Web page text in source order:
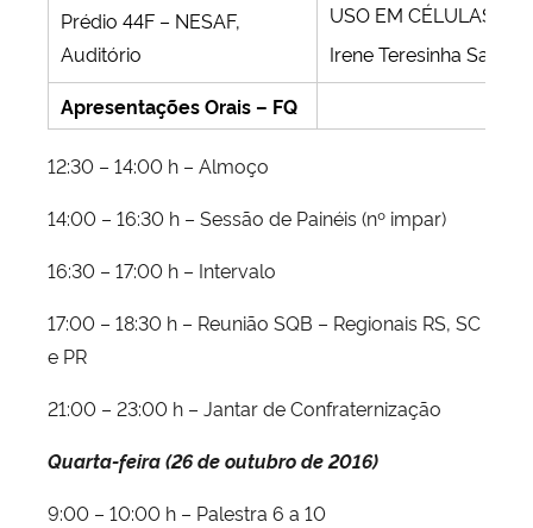
Prédio 44F – NESAF,
Auditório
USO EM CÉLULAS
Irene Teresinha Santos
Apresentações Orais – FQ
12:30 – 14:00 h – Almoço
14:00 – 16:30 h – Sessão de Painéis (nº impar)
16:30 – 17:00 h – Intervalo
17:00 – 18:30 h – Reunião SQB – Regionais RS, SC
e PR
21:00 – 23:00 h – Jantar de Confraternização
Quarta-feira (26 de outubro de 2016)
9:00 – 10:00 h – Palestra 6 a 10